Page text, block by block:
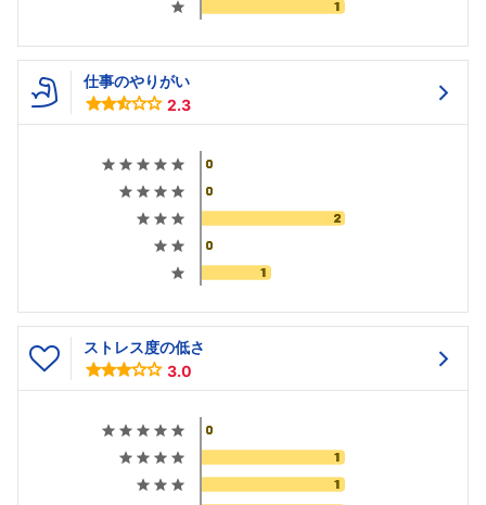
仕事のやりがい
2.3
ストレス度の低さ
3.0